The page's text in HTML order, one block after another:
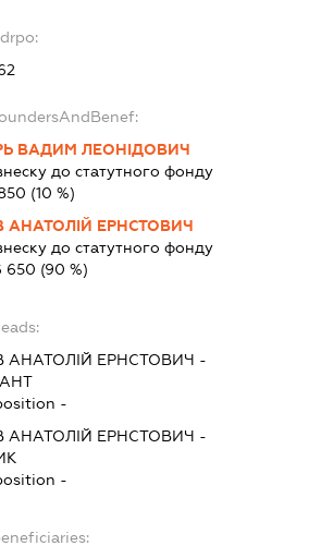
ВАДИМ ЛЕОНІДОВИЧ
до статутного фонду
(10 %)
АНАТОЛІЙ ЕРНСТОВИЧ
до статутного фонду
650 (90 %)
АНАТОЛІЙ ЕРНСТОВИЧ -
-
АНАТОЛІЙ ЕРНСТОВИЧ -
-